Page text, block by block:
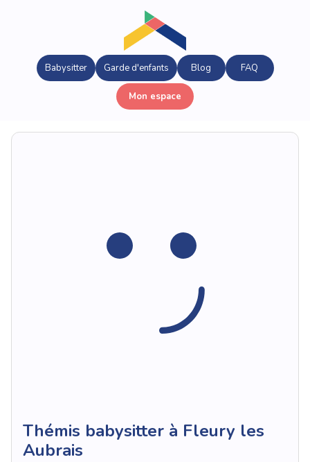
Babysitter Garde d'enfants Blog FAQ
Mon espace
Thémis babysitter à Fleury les
Aubrais